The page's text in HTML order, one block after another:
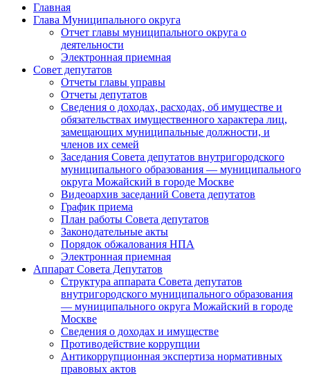
Главная
Глава Муниципального округа
Отчет главы муниципального округа о
деятельности
Электронная приемная
Совет депутатов
Отчеты главы управы
Отчеты депутатов
Сведения о доходах, расходах, об имуществе и
обязательствах имущественного характера лиц,
замещающих муниципальные должности, и
членов их семей
Заседания Совета депутатов внутригородского
муниципального образования — муниципального
округа Можайский в городе Москве
Видеоархив заседаний Совета депутатов
График приема
План работы Совета депутатов
Законодательные акты
Порядок обжалования НПА
Электронная приемная
Аппарат Совета Депутатов
Структура аппарата Совета депутатов
внутригородского муниципального образования
— муниципального округа Можайский в городе
Москве
Сведения о доходах и имуществе
Противодействие коррупции
Антикоррупционная экспертиза нормативных
правовых актов